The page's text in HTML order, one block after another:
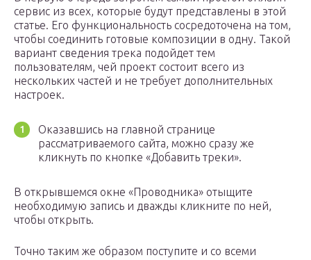
сервис из всех, которые будут представлены в этой
статье. Его функциональность сосредоточена на том,
чтобы соединить готовые композиции в одну. Такой
вариант сведения трека подойдет тем
пользователям, чей проект состоит всего из
нескольких частей и не требует дополнительных
настроек.
Оказавшись на главной странице
рассматриваемого сайта, можно сразу же
кликнуть по кнопке «Добавить треки».
В открывшемся окне «Проводника» отыщите
необходимую запись и дважды кликните по ней,
чтобы открыть.
Точно таким же образом поступите и со всеми